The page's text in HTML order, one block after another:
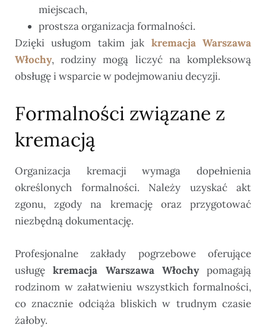
miejscach,
prostsza organizacja formalności.
Dzięki usługom takim jak kremacja Warszawa
Włochy, rodziny mogą liczyć na kompleksową
obsługę i wsparcie w podejmowaniu decyzji.
Formalności związane z
kremacją
Organizacja kremacji wymaga dopełnienia
określonych formalności. Należy uzyskać akt
zgonu, zgody na kremację oraz przygotować
niezbędną dokumentację.
Profesjonalne zakłady pogrzebowe oferujące
usługękremacja Warszawa Włochypomagają
rodzinom w załatwieniu wszystkich formalności,
co znacznie odciąża bliskich w trudnym czasie
żałoby.